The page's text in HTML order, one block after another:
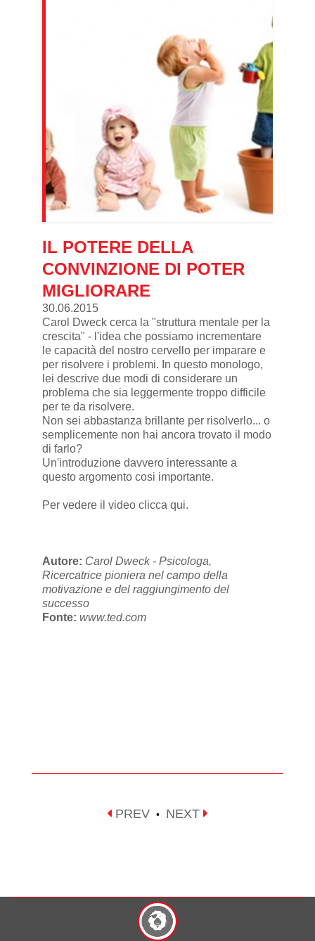
IL POTERE DELLA
CONVINZIONE DI POTER
MIGLIORARE
30.06.2015
Carol Dweck cerca la "struttura mentale per la
crescita" - l'idea che possiamo incrementare
le capacità del nostro cervello per imparare e
per risolvere i problemi. In questo monologo,
lei descrive due modi di considerare un
problema che sia leggermente troppo difficile
per te da risolvere.
Non sei abbastanza brillante per risolverlo... o
semplicemente non hai ancora trovato il modo
di farlo?
Un'introduzione davvero interessante a
questo argomento cosi importante.
Per vedere il video clicca qui.
Autore: Carol Dweck - Psicologa,
Ricercatrice pioniera nel campo della
motivazione e del raggiungimento del
successo
Fonte: www.ted.com
PREV • NEXT